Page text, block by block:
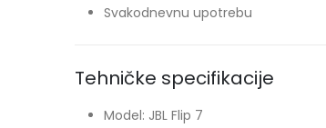
Svakodnevnu upotrebu
Tehničke specifikacije
Model: JBL Flip 7